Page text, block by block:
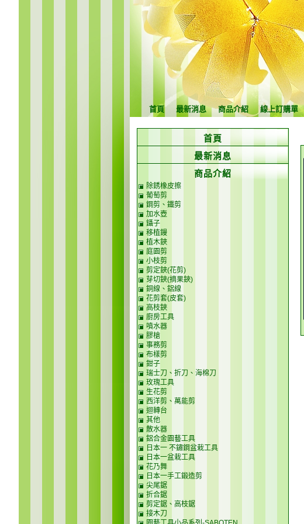
首頁 最新消息 商品介紹 線上訂購單
首頁
最新消息
商品介紹
除銹橡皮擦
葡萄剪
鋼剪、鐵剪
加水壺
鑷子
移植鏝
植木鋏
庭園剪
小枝剪
剪定鋏(花剪)
芽切鋏(摘果鋏)
銅線、鋁線
花剪套(皮套)
高枝鋏
廚房工具
噴水器
膠槍
事務剪
布樣剪
鉗子
瑞士刀、折刀、海棉刀
玫瑰工具
生花剪
西洋剪、萬能剪
迴轉台
其他
散水器
鋁合金園藝工具
日本一 不鏽鋼盆栽工具
日本一盆栽工具
花乃舞
日本一手工鍛造剪
尖尾鋸
折合鋸
剪定鋸、高枝鋸
接木刀